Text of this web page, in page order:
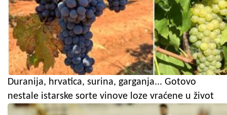
Duranija, hrvatica, surina, garganja... Gotovo
nestale istarske sorte vinove loze vraćene u život